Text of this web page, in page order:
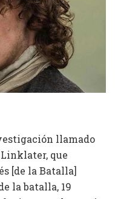
llamado
que
[de la Batalla]
la batalla, 19